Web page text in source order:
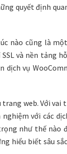
quyết định
nào cũng là
và nền tảng
dịch vụ
trang web. Với
với các
như thế nào
hiểu biết sâu